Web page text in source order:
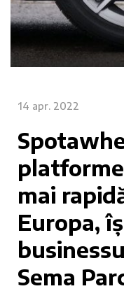
14 apr. 2022
mai
Europa,
Sema